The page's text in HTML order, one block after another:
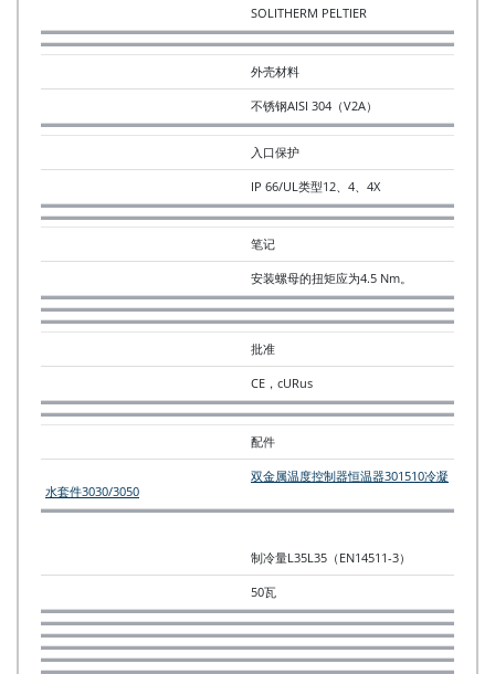
SOLITHERM PELTIER
外壳材料
不锈钢AISI 304（V2A）
入口保护
IP 66/UL类型12、4、4X
笔记
安装螺母的扭矩应为4.5 Nm。
批准
CE，cURus
配件
双金属温度控制器恒温器301510冷凝
水套件3030/3050
制冷量L35L35（EN14511-3）
50瓦